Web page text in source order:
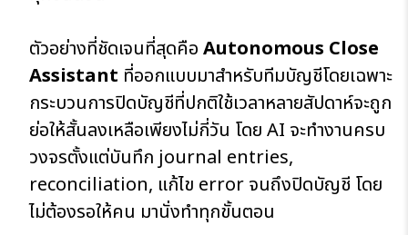
ตัวอย่างที่ชัดเจนที่สุดคือ Autonomous Close
Assistant ที่ออกแบบมาสำหรับทีมบัญชีโดยเฉพาะ
กระบวนการปิดบัญชีที่ปกติใช้เวลาหลายสัปดาห์จะถูก
ย่อให้สั้นลงเหลือเพียงไม่กี่วัน โดย AI จะทำงานครบ
วงจรตั้งแต่บันทึก journal entries,
reconciliation, แก้ไข error จนถึงปิดบัญชี โดย
ไม่ต้องรอให้คน มานั่งทำทุกขั้นตอน